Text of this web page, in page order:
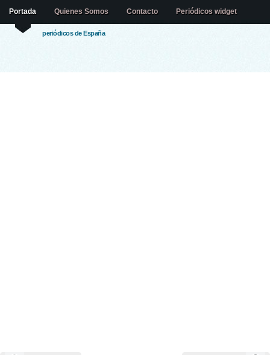
periódicos de España
Portada Quienes Somos Contacto Periódicos widget